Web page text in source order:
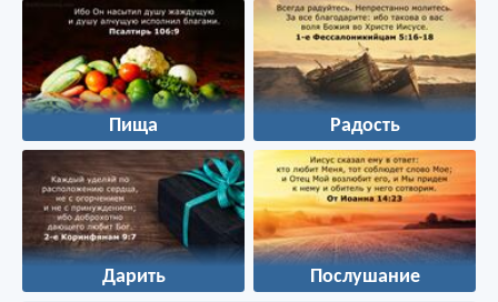
Пища Радость
Дарить Послушание